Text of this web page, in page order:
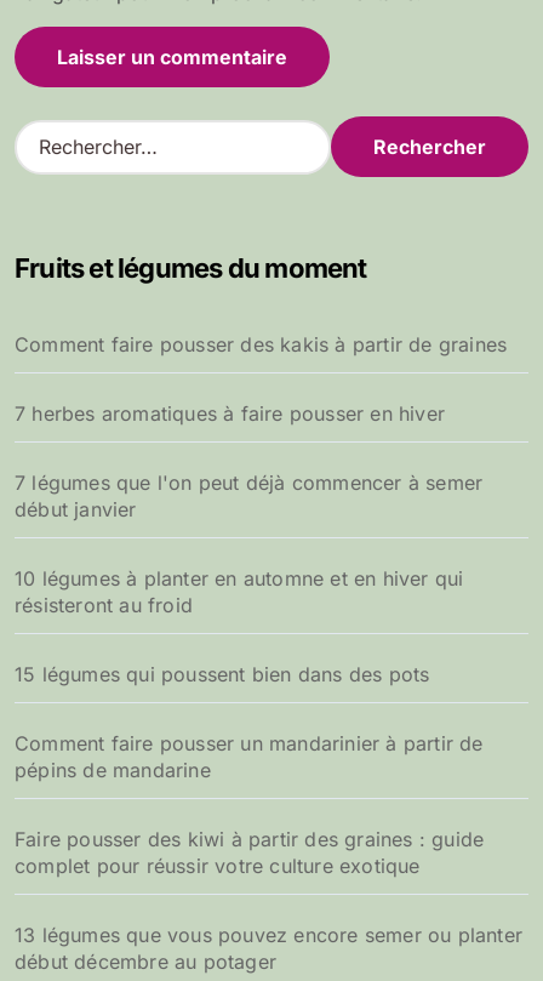
R
e
r
e
r
:
Fruits et légumes du moment
Comment faire pousser des kakis à partir de graines
7 herbes aromatiques à faire pousser en hiver
7 légumes que l'on peut déjà commencer à semer
début janvier
10 légumes à planter en automne et en hiver qui
résisteront au froid
15 légumes qui poussent bien dans des pots
Comment faire pousser un mandarinier à partir de
pépins de mandarine
Faire pousser des kiwi à partir des graines : guide
complet pour réussir votre culture exotique
13 légumes que vous pouvez encore semer ou planter
début décembre au potager